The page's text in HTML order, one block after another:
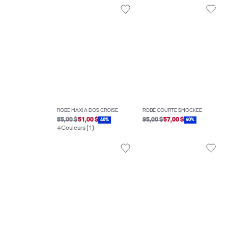
ROBE MAXI À DOS CROISÉ
85,00 $51,00 $ 40%
Couleurs (1)
ROBE COURTE SMOCKÉE
95,00 $57,00 $ 40%